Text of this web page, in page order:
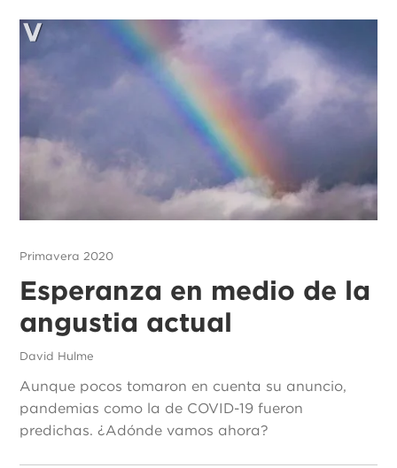
Primavera 2020
Esperanza en medio de la
angustia actual
David Hulme
Aunque pocos tomaron en cuenta su anuncio,
pandemias como la de COVID-19 fueron
predichas. ¿Adónde vamos ahora?